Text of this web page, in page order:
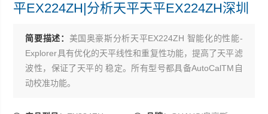
平EX224ZH|分析天平天平EX224ZH深圳
简要描述： 美国奥豪斯分析天平EX224ZH 智能化的性能-
Explorer具有优化的天平线性和重复性功能，提高了天平滤
波性，保证了天平的 稳定。所有型号都具备AutoCalTM自
动校准功能。